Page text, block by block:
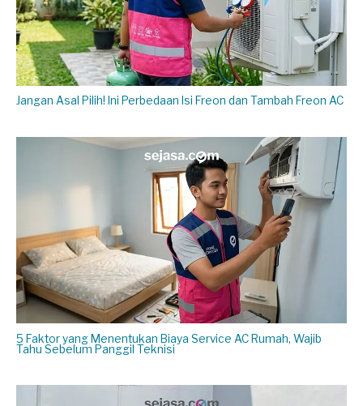
Jangan Asal Pilih! Ini Perbedaan Isi Freon dan Tambah Freon AC
5 Faktor yang Menentukan Biaya Service AC Rumah, Wajib
Tahu Sebelum Panggil Teknisi